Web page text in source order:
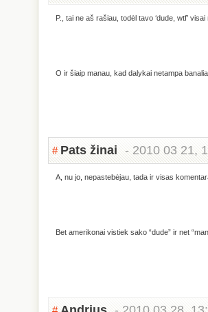
P., tai ne aš rašiau, todėl tavo ‘dude, wtf’ visai
O ir šiaip manau, kad dalykai netampa
# Pats žinai - 2010 03 21,
A, nu jo, nepastebėjau, tada ir visas
Bet amerikonai vistiek sako “dude” ir net